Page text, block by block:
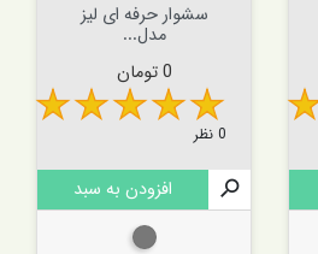
سشوار حرفه ای لیز
مدل...
قیمت
0 تومان
0 نظر

افزودن به سبد
نوک مدادی